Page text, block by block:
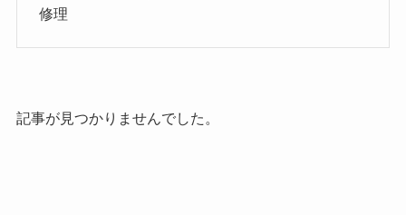
修理
記事が見つかりませんでした。